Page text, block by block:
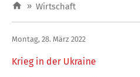
» Wirtschaft
Krieg in der Ukraine
Montag, 28. März 2022